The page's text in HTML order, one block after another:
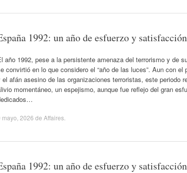
1992: un año de esfuerzo y
año 1992, pese a la persistente amenaza del terrorismo y de
convirtió en lo que considero el “año de las luces”. Aun con el
el afán asesino de las organizaciones terroristas, este periodo
momentáneo, un espejismo, aunque fue reflejo del gran
mayo, 2026 de Affaires
1992: un año de esfuerzo y